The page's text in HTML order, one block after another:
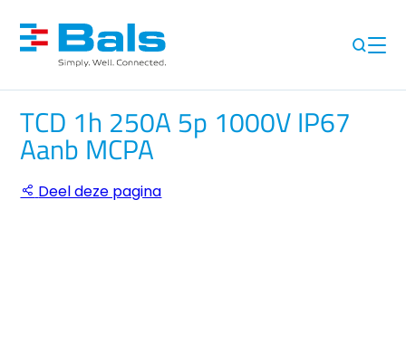
TCD 1h 250A 5p 1000V IP67
Aanb MCPA
Deel deze pagina